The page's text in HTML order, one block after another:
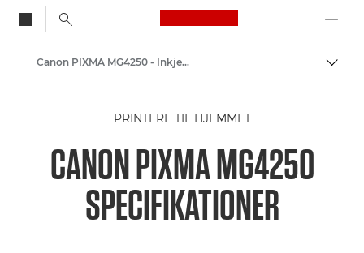
Canon Logo, back
Skift
Printere fra Canon
Canon PIXMA MG4250 - Inkjet Photo Printers
PRINTERE TIL HJEMMET
CANON PIXMA MG4250
SPECIFIKATIONER